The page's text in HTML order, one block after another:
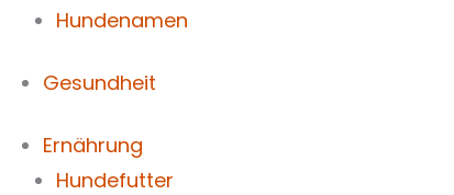
Hundenamen
Gesundheit
Ernährung
Hundefutter